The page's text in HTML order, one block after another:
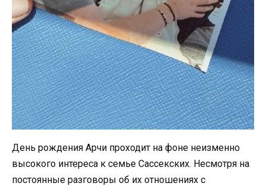
День рождения Арчи проходит на фоне неизменно
высокого интереса к семье Сассекских. Несмотря на
постоянные разговоры об их отношениях с